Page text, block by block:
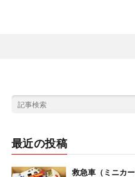
最近の投稿
救急車（ミニカ